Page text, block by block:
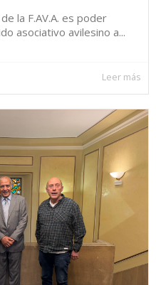
la F.AV.A. es poder
asociativo avilesino a...
Leer más